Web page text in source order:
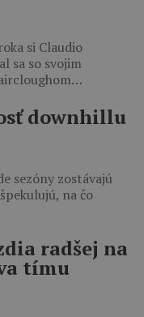
si Claudio
sa so svojim
downhillu
sezóny zostávajú
na čo
radšej na
tímu